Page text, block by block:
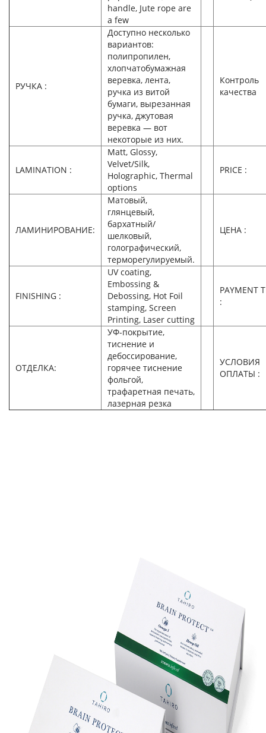
handle, Jute rope are
a few
РУЧКА :
Доступно несколько
вариантов:
полипропилен,
хлопчатобумажная
веревка, лента,
ручка из витой
бумаги, вырезанная
ручка, джутовая
веревка — вот
некоторые из них.
Контроль
качества
LAMINATION :
Matt, Glossy,
Velvet/Silk,
Holographic, Thermal
options
PRICE :
ЛАМИНИРОВАНИЕ:
Матовый,
глянцевый,
бархатный/
шелковый,
голографический,
терморегулируемый.
ЦЕНА :
FINISHING :
UV coating,
Embossing &
Debossing, Hot Foil
stamping, Screen
Printing, Laser cutting
PAYMENT
:
ОТДЕЛКА:
УФ-покрытие,
тиснение и
дебоссирование,
горячее тиснение
фольгой,
трафаретная печать,
лазерная резка
УСЛОВИЯ
ОПЛАТЫ :